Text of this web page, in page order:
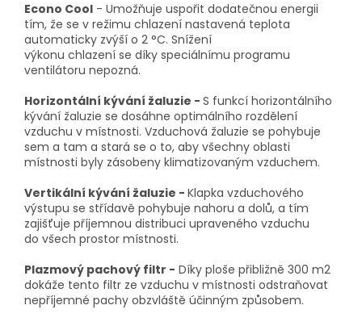
Econo Cool - Umožňuje uspořit dodatečnou energii
tím, že se v režimu chlazení nastavená teplota
automaticky zvýší o 2 °C. Snížení
výkonu chlazení se díky speciálnímu programu
ventilátoru nepozná.
Horizontální kývání žaluzie - S funkcí horizontálního
kývání žaluzie se dosáhne optimálního rozdělení
vzduchu v místnosti. Vzduchová žaluzie se pohybuje
sem a tam a stará se o to, aby všechny oblasti
místnosti byly zásobeny klimatizovaným vzduchem.
Vertikální kývání žaluzie - Klapka vzduchového
výstupu se střídavě pohybuje nahoru a dolů, a tím
zajišťuje příjemnou distribuci upraveného vzduchu
do všech prostor místnosti.
Plazmový pachový filtr - Díky ploše přibližně 300 m2
dokáže tento filtr ze vzduchu v místnosti odstraňovat
nepříjemné pachy obzvláště účinným způsobem.